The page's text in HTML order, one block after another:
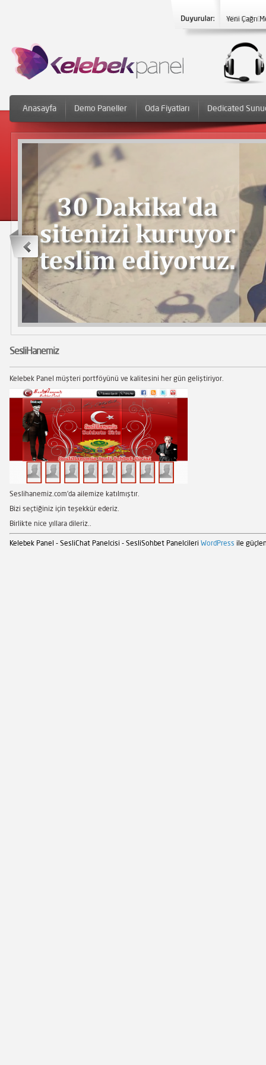
Yeni Çağrı
Anasayfa Demo Paneller Oda Fiyatları Dedicated
SesliHanemiz
Kelebek Panel müşteri portföyünü ve kalitesini her gün geliştiriyor.
Seslihanemiz.com’da ailemize katılmıştır.
Bizi seçtiğiniz için teşekkür ederiz.
Birlikte nice yıllara dileriz..
Kelebek Panel - SesliChat Panelcisi - SesliSohbet Panelcileri WordPress ile